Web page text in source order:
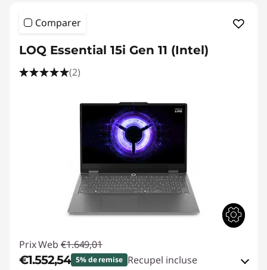
Comparer
LOQ Essential 15i Gen 11 (Intel)
(2)
Prix Web €1.649,01
€1.552,54 5% de remise Recupel incluse